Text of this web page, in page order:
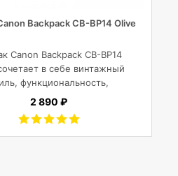
Backpack CB-BP14 Olive
Canon Backpack CB-BP14
в себе винтажный
функциональность,
комфорт, и защиту
ноутбука или DJI
Mavic и пр.
2 890 ₽